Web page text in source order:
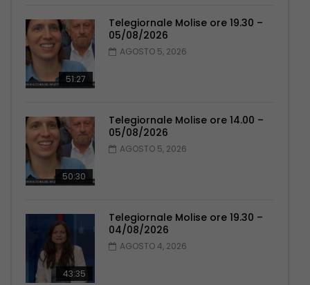
51:27
Telegiornale Molise ore 19.30 –
05/08/2026
AGOSTO 5, 2026
50:30
Telegiornale Molise ore 14.00 –
05/08/2026
AGOSTO 5, 2026
43:35
Telegiornale Molise ore 19.30 –
04/08/2026
AGOSTO 4, 2026